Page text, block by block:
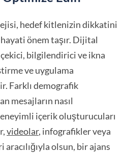
hedef kitlenizin dikkatini
önem taşır. Dijital
bilgilendirici ve ikna
ve uygulama
Farklı demografik
mesajların nasıl
içerik oluşturucuları
videolar, infografikler veya
olsun, bir ajans